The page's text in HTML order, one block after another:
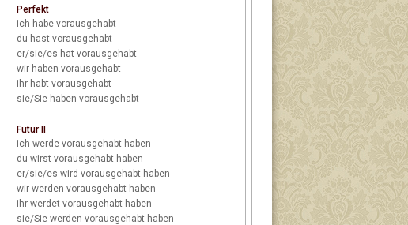
Perfekt
ich habe vorausgehabt
du hast vorausgehabt
er/sie/es hat vorausgehabt
wirhaben vorausgehabt
ihrhabt vorausgehabt
sie/Siehaben vorausgehabt
Futur II
ich werde vorausgehabt haben
du wirst vorausgehabt haben
er/sie/es wird vorausgehabt haben
wirwerden vorausgehabt haben
ihrwerdet vorausgehabt haben
sie/Siewerden vorausgehabt haben